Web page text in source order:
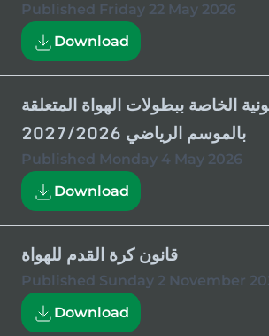
Published Friday 22 May 2026
Download
الخاصة ببطولات الهواة المتعلقة
بالموسم الرياضي 2027/2026
Published Monday 4 May 2026
Download
قانون كرة القدم للهواة
Published Sunday 2 November
Download